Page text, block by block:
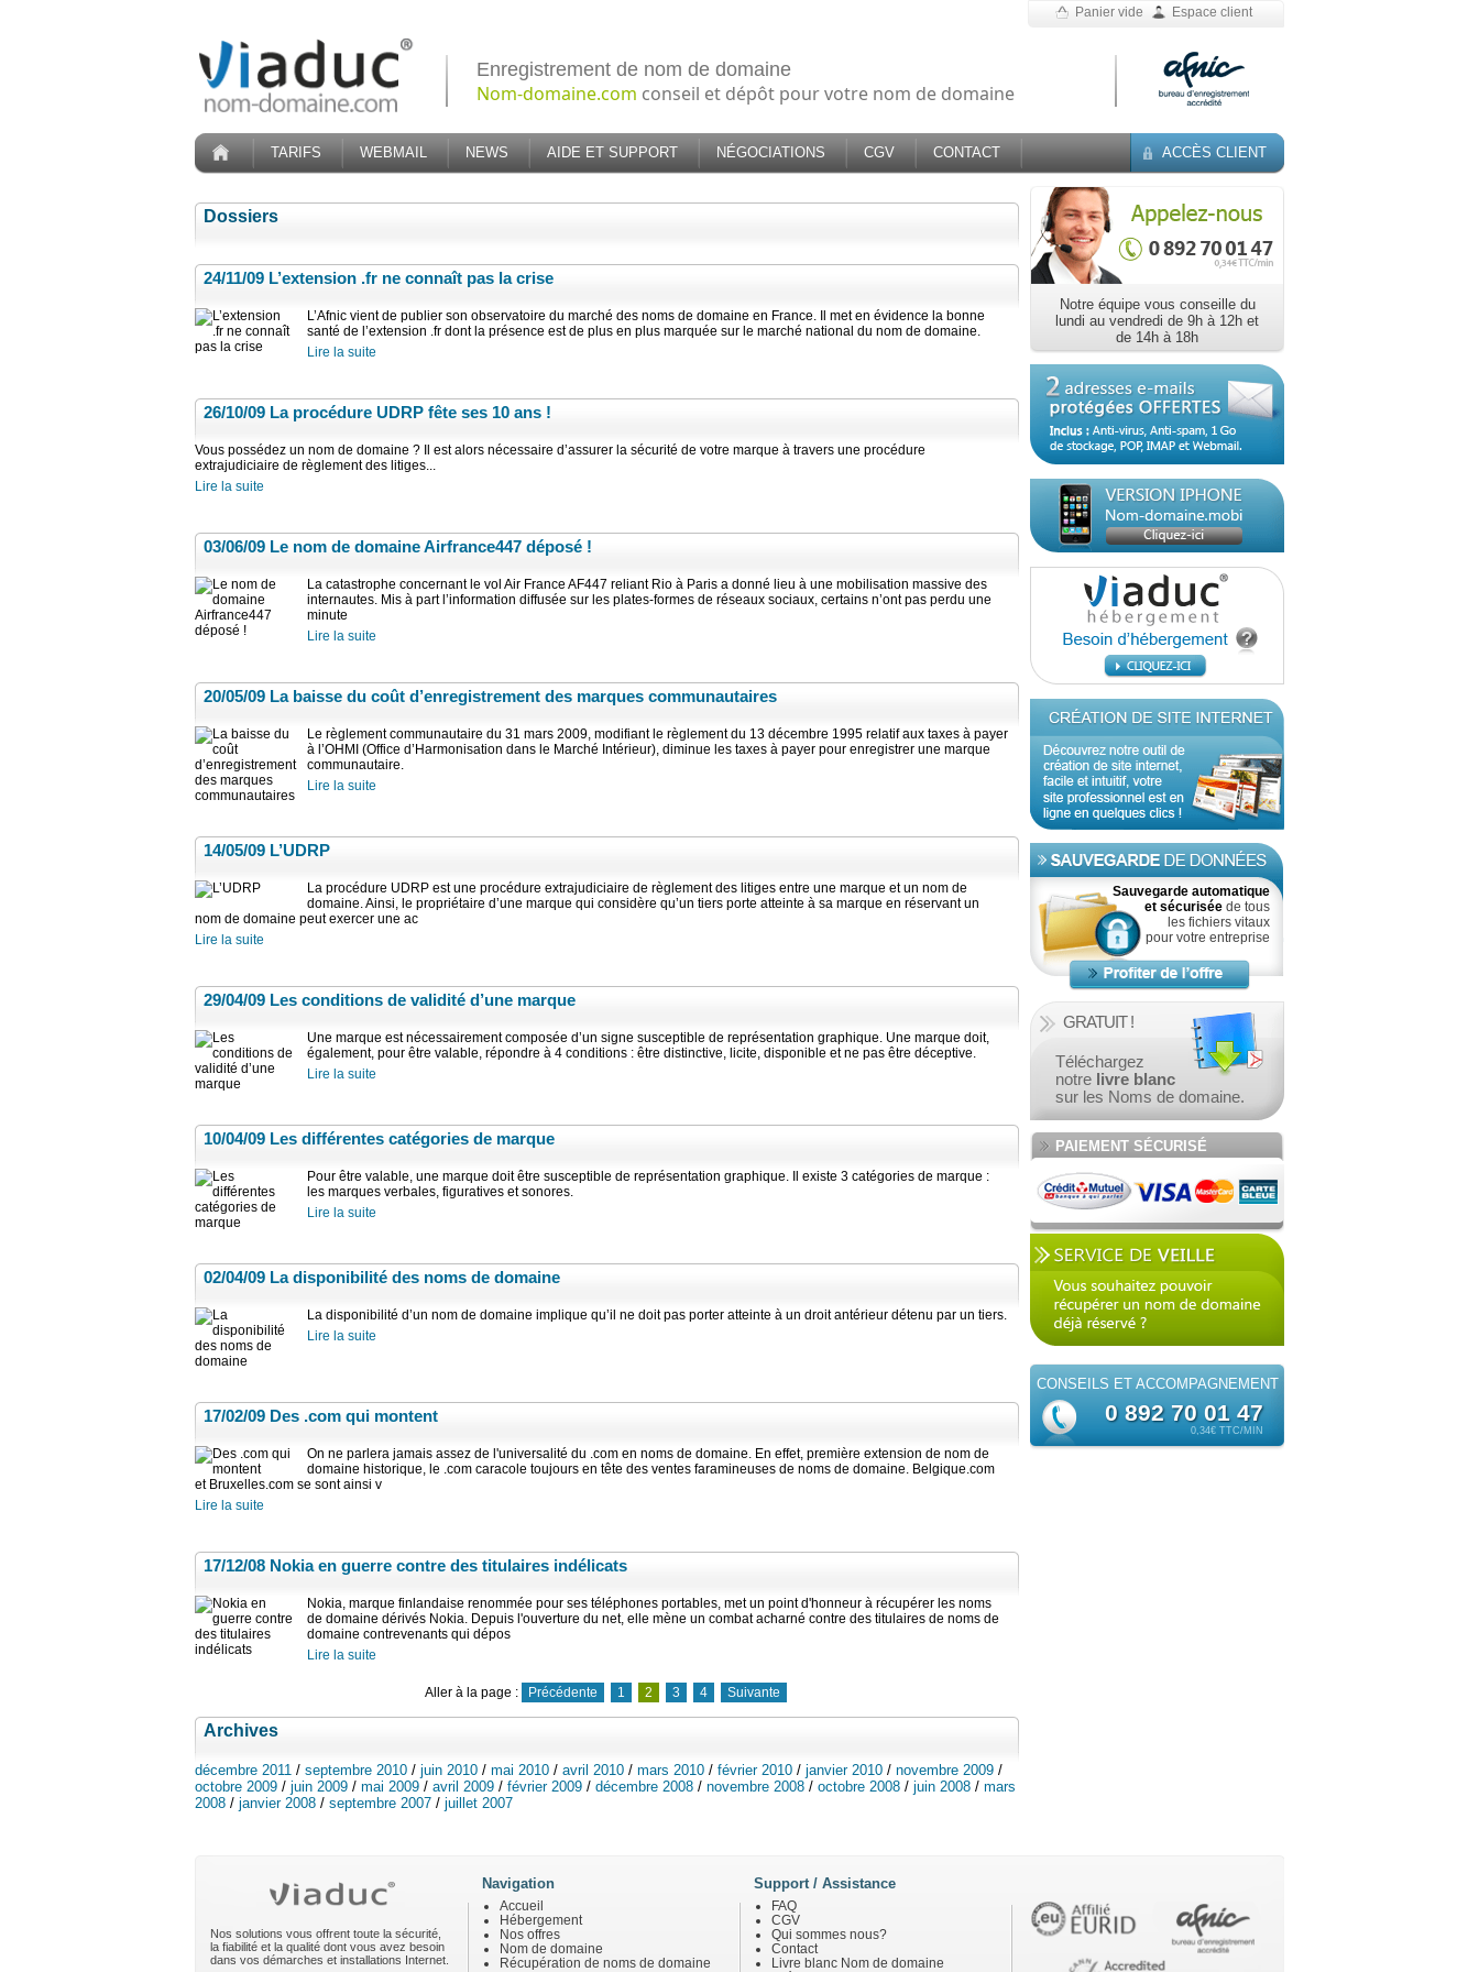
Panier vide Espace client
Enregistrement de nom de domaine
Nom-domaine.com conseil et dépôt pour votre nom de domaine
TARIFS WEBMAIL NEWS AIDE ET SUPPORT NÉGOCIATIONS CGV CONTACT ACCÈS CLIENT
Notre équipe vous conseille du
lundi au vendredi de 9h à 12h et
de 14h à 18h
Sauvegarde automatique
et sécurisée de tous
les fichiers vitaux
pour votre entreprise
GRATUIT !
Téléchargez
notre livre blanc
sur les Noms de domaine.
PAIEMENT SÉCURISÉ
CONSEILS ET ACCOMPAGNEMENT
0 892 70 01 47
0,34€ TTC/MIN
Dossiers
24/11/09 L’extension .fr ne connaît pas la crise
L’Afnic vient de publier son observatoire du marché des noms de domaine en France. Il met en évidence la bonne
santé de l’extension .fr dont la présence est de plus en plus marquée sur le marché national du nom de domaine.
Lire la suite
26/10/09 La procédure UDRP fête ses 10 ans !
Vous possédez un nom de domaine ? Il est alors nécessaire d’assurer la sécurité de votre marque à travers une procédure
extrajudiciaire de règlement des litiges...
Lire la suite
03/06/09 Le nom de domaine Airfrance447 déposé !
La catastrophe concernant le vol Air France AF447 reliant Rio à Paris a donné lieu à une mobilisation massive des
internautes. Mis à part l’information diffusée sur les plates-formes de réseaux sociaux, certains n’ont pas perdu une
minute
Lire la suite
20/05/09 La baisse du coût d’enregistrement des marques communautaires
Le règlement communautaire du 31 mars 2009, modifiant le règlement du 13 décembre 1995 relatif aux taxes à payer
à l’OHMI (Office d’Harmonisation dans le Marché Intérieur), diminue les taxes à payer pour enregistrer une marque
communautaire.
Lire la suite
14/05/09 L’UDRP
La procédure UDRP est une procédure extrajudiciaire de règlement des litiges entre une marque et un nom de
domaine. Ainsi, le propriétaire d’une marque qui considère qu’un tiers porte atteinte à sa marque en réservant un
nom de domaine peut exercer une ac
Lire la suite
29/04/09 Les conditions de validité d’une marque
Une marque est nécessairement composée d’un signe susceptible de représentation graphique. Une marque doit,
également, pour être valable, répondre à 4 conditions : être distinctive, licite, disponible et ne pas être déceptive.
Lire la suite
10/04/09 Les différentes catégories de marque
Pour être valable, une marque doit être susceptible de représentation graphique. Il existe 3 catégories de marque :
les marques verbales, figuratives et sonores.
Lire la suite
02/04/09 La disponibilité des noms de domaine
La disponibilité d’un nom de domaine implique qu’il ne doit pas porter atteinte à un droit antérieur détenu par un tiers.
Lire la suite
17/02/09 Des .com qui montent
On ne parlera jamais assez de l'universalité du .com en noms de domaine. En effet, première extension de nom de
domaine historique, le .com caracole toujours en tête des ventes faramineuses de noms de domaine. Belgique.com
et Bruxelles.com se sont ainsi v
Lire la suite
17/12/08 Nokia en guerre contre des titulaires indélicats
Nokia, marque finlandaise renommée pour ses téléphones portables, met un point d'honneur à récupérer les noms
de domaine dérivés Nokia. Depuis l'ouverture du net, elle mène un combat acharné contre des titulaires de noms de
domaine contrevenants qui dépos
Lire la suite
Aller à la page : Précédente 1 2 3 4 Suivante
Archives
décembre 2011 / septembre 2010 / juin 2010 / mai 2010 / avril 2010 / mars 2010 / février 2010 / janvier 2010 / novembre 2009 /
octobre 2009 / juin 2009 / mai 2009 / avril 2009 / février 2009 / décembre 2008 / novembre 2008 / octobre 2008 / juin 2008 / mars
2008 / janvier 2008 / septembre 2007 / juillet 2007
Nos solutions vous offrent toute la sécurité,
la fiabilité et la qualité dont vous avez besoin
dans vos démarches et installations Internet.
Navigation
Accueil
Hébergement
Nos offres
Nom de domaine
Récupération de noms de domaine
Support / Assistance
FAQ
CGV
Qui sommes nous?
Contact
Livre blanc Nom de domaine